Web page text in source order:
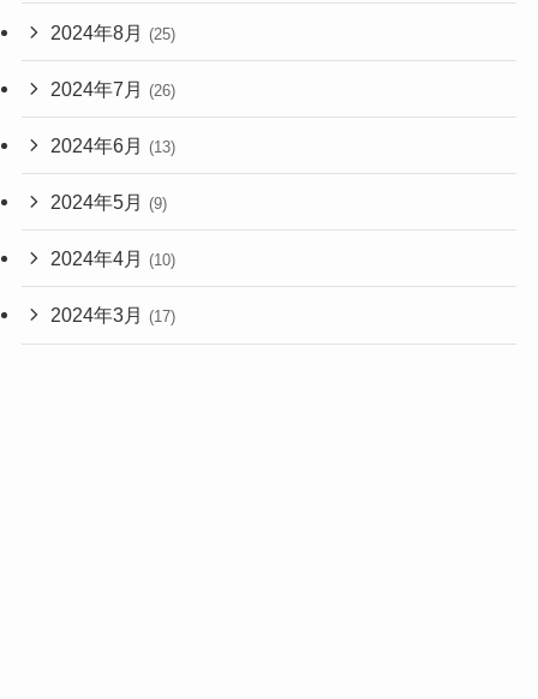
2024年8月 (25)
2024年7月 (26)
2024年6月 (13)
2024年5月 (9)
2024年4月 (10)
2024年3月 (17)